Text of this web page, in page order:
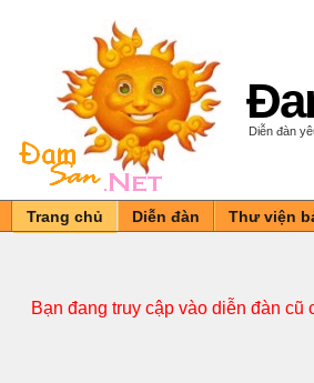
Diễn đàn
Trang chủ Diễn đàn Thư viện
Bạn đang truy cập vào diễn đàn